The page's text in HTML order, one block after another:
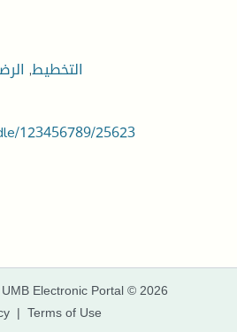
التخطيط,
123456789/25623
Electronic Portal © 2026
| Terms of Use